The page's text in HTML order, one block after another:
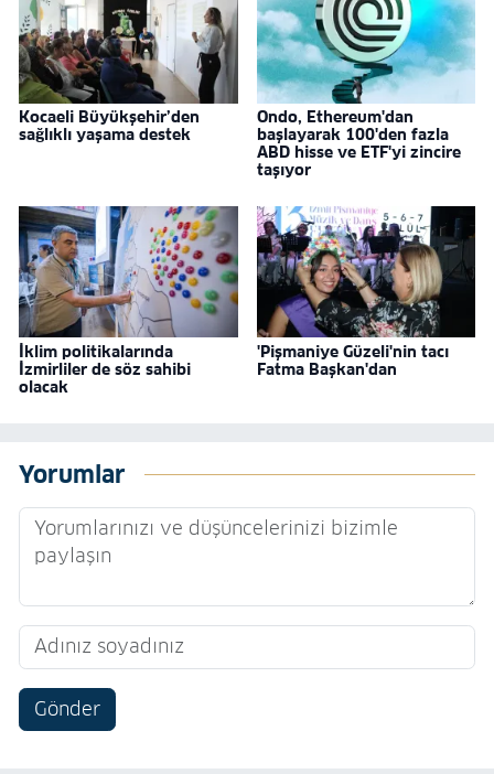
Kocaeli Büyükşehir’den
sağlıklı yaşama destek
Ondo, Ethereum'dan
başlayarak 100'den fazla
ABD hisse ve ETF'yi zincire
taşıyor
İklim politikalarında
İzmirliler de söz sahibi
olacak
'Pişmaniye Güzeli'nin tacı
Fatma Başkan'dan
Yorumlar
Gönder